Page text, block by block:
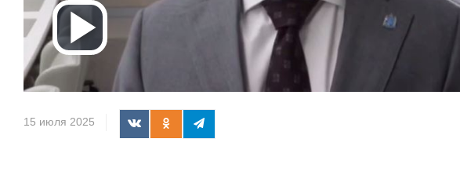
Воспроизвести
видео
15 июля 2025